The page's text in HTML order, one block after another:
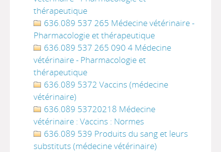
thérapeutique
636.089 537 265 Médecine vétérinaire -
Pharmacologie et thérapeutique
636.089 537 265 090 4 Médecine
vétérinaire - Pharmacologie et
thérapeutique
636.089 5372 Vaccins (médecine
vétérinaire)
636.089 53720218 Médecine
vétérinaire : Vaccins : Normes
636.089 539 Produits du sang et leurs
substituts (médecine vétérinaire)